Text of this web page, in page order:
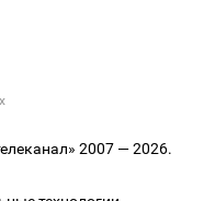
2007 — 2026.